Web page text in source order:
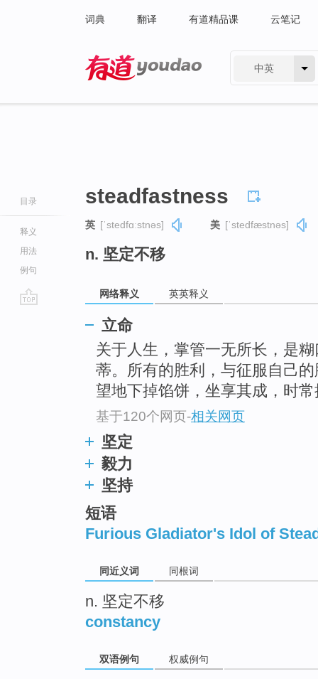
词典 翻译 有道精品课 云笔记
中英
目录
释义
用法
例句
steadfastness
英 [ˈstedfɑːstnəs] 美 [ˈstedfæstnəs]
n. 坚定不移
网络释义 英英释义
立命
关于人生，掌管一无所长，是糊
蒂。所有的胜利，与征服自己
望地下掉馅饼，坐享其成，时
基于120个网页-相关网页
坚定
毅力
坚持
短语
Furious Gladiator's Idol of
同近义词 同根词
n. 坚定不移
constancy
双语例句 权威例句